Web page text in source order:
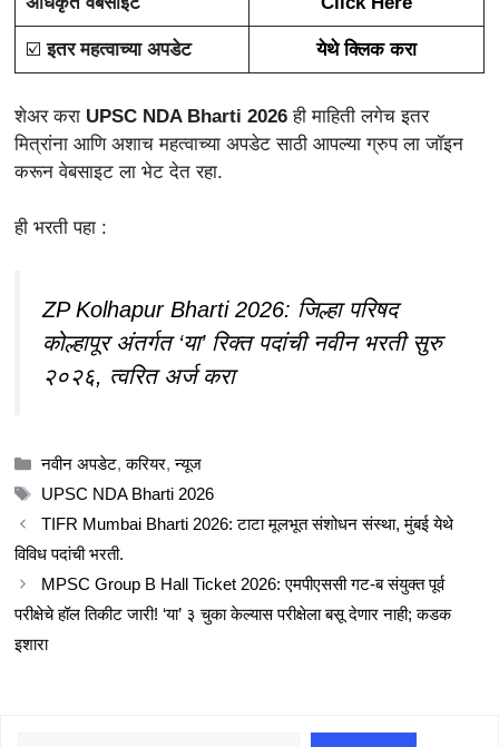
☑️इतर महत्वाच्या अपडेट येथे क्लिक करा
शेअर करा UPSC NDA Bharti 2026 ही माहिती लगेच इतर
मित्रांना आणि अशाच महत्वाच्या अपडेट साठी आपल्या ग्रुप ला जॉइन
करून वेबसाइट ला भेट देत रहा.
ही भरती पहा :
ZP Kolhapur Bharti 2026: जिल्हा परिषद
कोल्हापूर अंतर्गत ‘या’ रिक्त पदांची नवीन भरती सुरु
२०२६, त्वरित अर्ज करा
Categories
नवीन अपडेट,करियर,न्यूज
Tags
UPSC NDA Bharti 2026
TIFR Mumbai Bharti 2026: टाटा मूलभूत संशोधन संस्था, मुंबई येथे
विविध पदांची भरती.
MPSC Group B Hall Ticket 2026: एमपीएससी गट-ब संयुक्त पूर्व
परीक्षेचे हॉल तिकीट जारी! ‘या’ ३ चुका केल्यास परीक्षेला बसू देणार नाही; कडक
इशारा